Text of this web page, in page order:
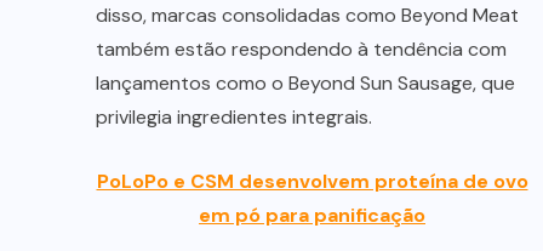
disso, marcas consolidadas como Beyond Meat
também estão respondendo à tendência com
lançamentos como o Beyond Sun Sausage, que
privilegia ingredientes integrais.
PoLoPo e CSM desenvolvem proteína de ovo
em pó para panificação